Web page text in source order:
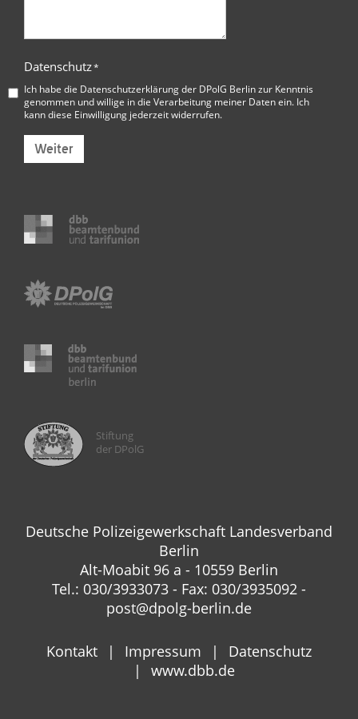
Datenschutz*
Ich habe die Datenschutzerklärung der DPolG Berlinzur Kenntnis
genommen und willige in die Verarbeitung meiner Daten ein. Ich
kann diese Einwilligung jederzeit widerrufen.
Weiter
Stiftung
der DPolG
Deutsche Polizeigewerkschaft Landesverband
Berlin
Alt-Moabit 96 a - 10559 Berlin
Tel.: 030/3933073 - Fax: 030/3935092 -
post@dpolg-berlin.de
Kontakt Impressum
Datenschutz
www.dbb.de